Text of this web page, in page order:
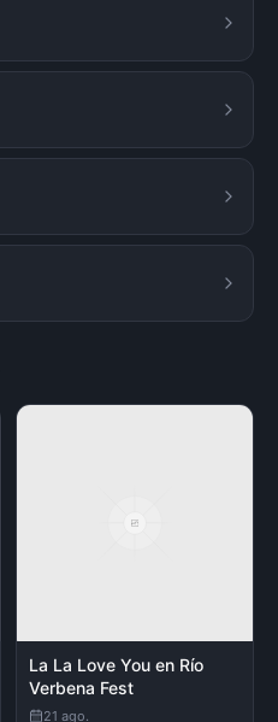
La La Love You en Río
Verbena Fest
21 ago.